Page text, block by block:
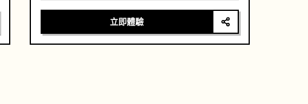
立即體驗